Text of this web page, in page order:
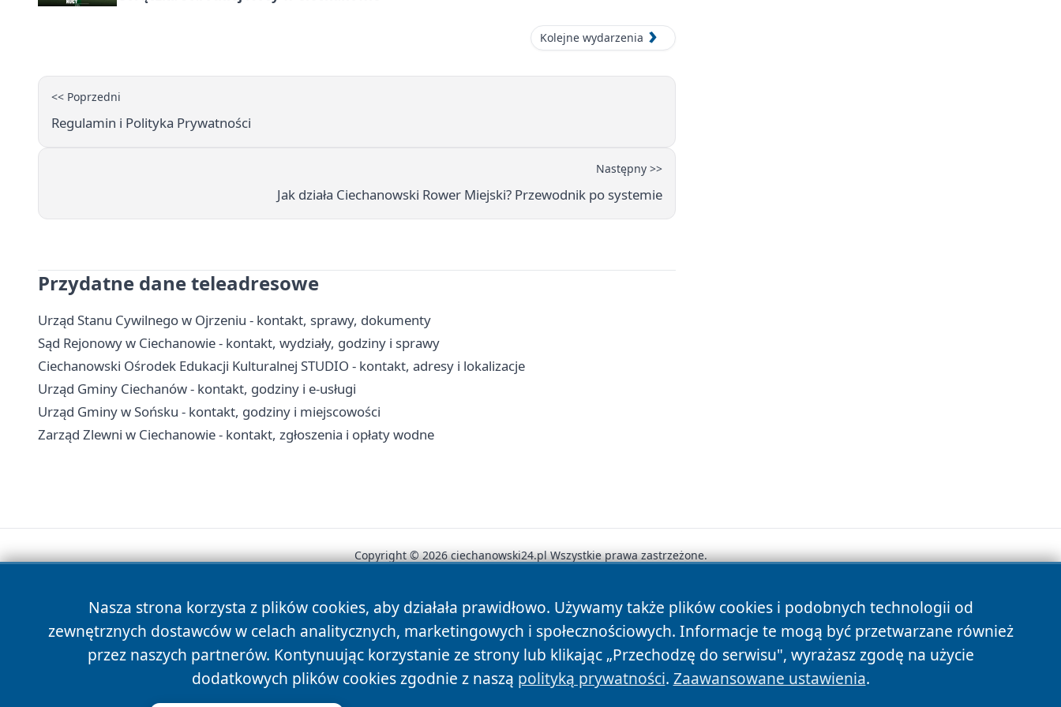
Kolejne wydarzenia
<< Poprzedni
Regulamin i Polityka Prywatności
Następny >>
Jak działa Ciechanowski Rower Miejski? Przewodnik po systemie
Przydatne dane teleadresowe
Urząd Stanu Cywilnego w Ojrzeniu - kontakt, sprawy, dokumenty
Sąd Rejonowy w Ciechanowie - kontakt, wydziały, godziny i sprawy
Ciechanowski Ośrodek Edukacji Kulturalnej STUDIO - kontakt, adresy i lokalizacje
Urząd Gminy Ciechanów - kontakt, godziny i e-usługi
Urząd Gminy w Sońsku - kontakt, godziny i miejscowości
Zarząd Zlewni w Ciechanowie - kontakt, zgłoszenia i opłaty wodne
Nasza strona korzysta z plików cookies, aby działała prawidłowo. Używamy także plików cookies i podobnych technologii od
zewnętrznych dostawców w celach analitycznych, marketingowych i społecznościowych. Informacje te mogą być przetwarzane również
przez naszych partnerów. Kontynuując korzystanie ze strony lub klikając „Przechodzę do serwisu", wyrażasz zgodę na użycie
dodatkowych plików cookies zgodnie z naszą polityką prywatności. Zaawansowane ustawienia.
Copyright © 2026 ciechanowski24.pl Wszystkie prawa zastrzeżone.
News Autorzy Polityka Prywatności Polityka Cookies